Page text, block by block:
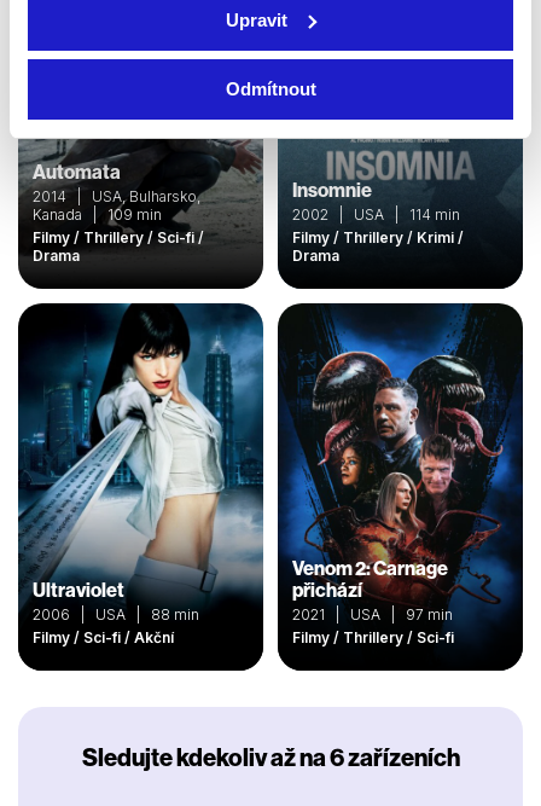
Upravit
Odmítnout
Automata
2014 | USA, Bulharsko,
Kanada | 109 min
Filmy / Thrillery / Sci-fi /
Drama
Insomnie
2002 | USA | 114 min
Filmy / Thrillery / Krimi /
Drama
Ultraviolet
2006 | USA | 88 min
Filmy / Sci-fi / Akční
Venom 2: Carnage
přichází
2021 | USA | 97 min
Filmy / Thrillery / Sci-fi
Sledujte kdekoliv až na 6 zařízeních